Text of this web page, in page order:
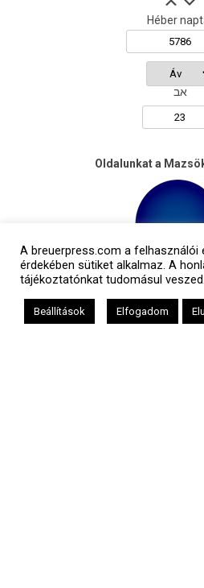
Héber
אב
Oldalunkat a
A breuerpress.com a felhasználói
érdekében sütiket alkalmaz. A
tájékoztatónkat tudomásul veszed.
Beállítások Elfogadom